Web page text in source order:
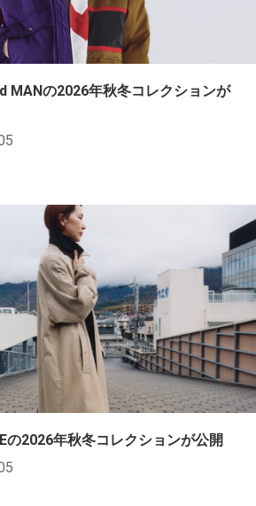
MANの2026年秋冬コレクションが
の2026年秋冬コレクションが公開